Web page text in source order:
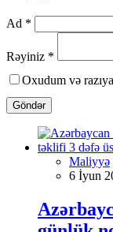
Ad *
Rəyiniz *
Oxudum və
Göndər
Maliyyə
6 İyun